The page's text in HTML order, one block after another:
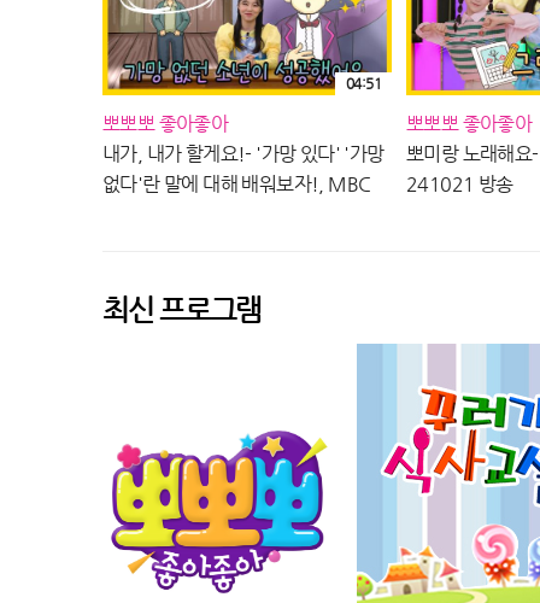
뽀뽀뽀 좋아좋아
내가, 내가 할게요!- '가망 있다' '가망
없다'란 말에 대해 배워보자!, MBC
04:51
뽀뽀뽀 좋아좋아
뽀미랑 노래해
241021 방송
최신 프로그램